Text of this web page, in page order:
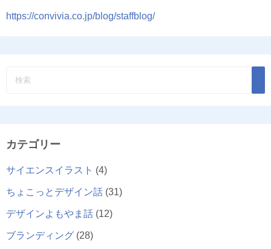
https://convivia.co.jp/blog/staffblog/
カテゴリー
サイエンスイラスト (4)
ちょこっとデザイン話 (31)
デザインよもやま話 (12)
ブランディング (28)